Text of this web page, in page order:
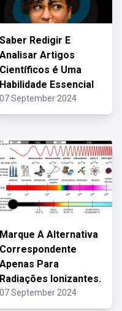
Saber Redigir E
Analisar Artigos
Científicos é Uma
Habilidade Essencial
07 September 2024
Marque A Alternativa
Correspondente
Apenas Para
Radiações Ionizantes.
07 September 2024